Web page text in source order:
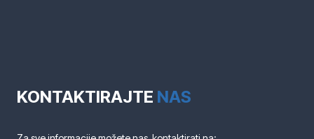
KONTAKTIRAJTE NAS